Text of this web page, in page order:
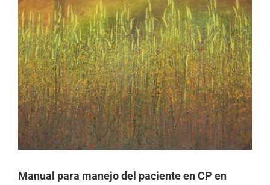
Manual para manejo del paciente en CP en